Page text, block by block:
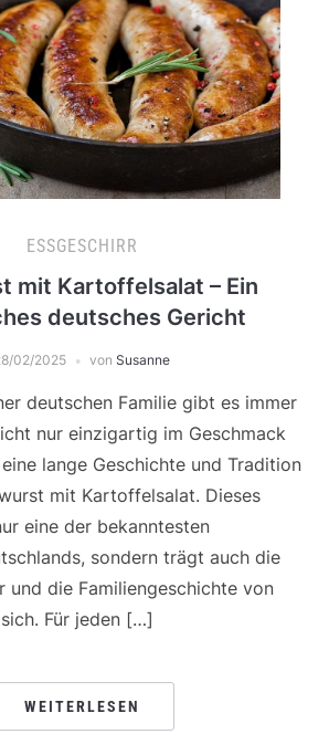
ESSGESCHIRR
mit Kartoffelsalat – Ein
deutsches Gericht
02/2025 von Susanne
deutschen Familie gibt es immer
nur einzigartig im Geschmack
lange Geschichte und Tradition
mit Kartoffelsalat. Dieses
eine der bekanntesten
sondern trägt auch die
und die Familiengeschichte von
Für jeden […]
WEITERLESEN